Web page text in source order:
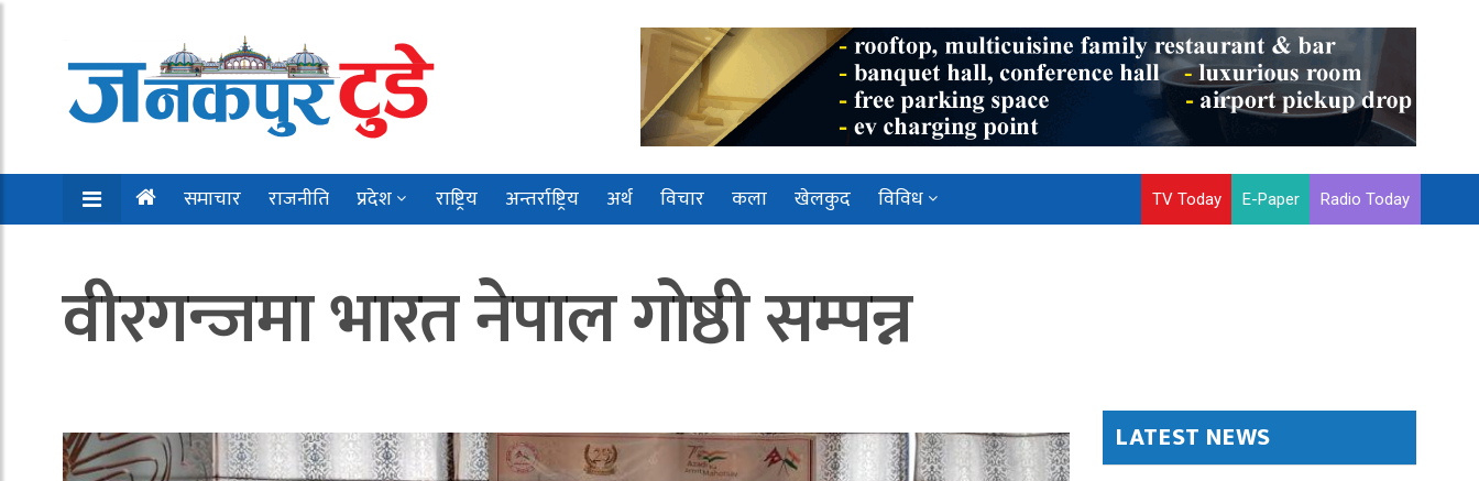
समाचार राजनीति प्रदेश राष्ट्रिय अन्तर्राष्ट्रिय अर्थ विचार कला खेलकुद विविध TV Today E-Paper Radio Today
वीरगन्जमा भारत नेपाल गोष्ठी सम्पन्न
LATEST NEWS